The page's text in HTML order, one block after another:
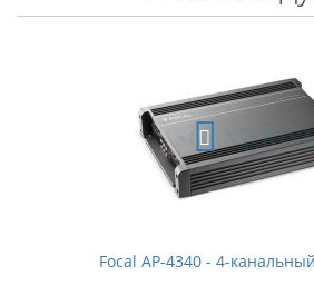
Focal AP-4340 - 4-